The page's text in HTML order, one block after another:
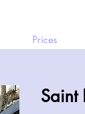
Prices
Saint